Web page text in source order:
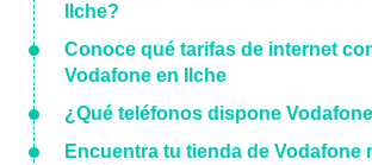
Ilche?
Conoce qué tarifas de internet
Vodafone en Ilche
¿Qué teléfonos dispone
Encuentra tu tienda de Vodafone